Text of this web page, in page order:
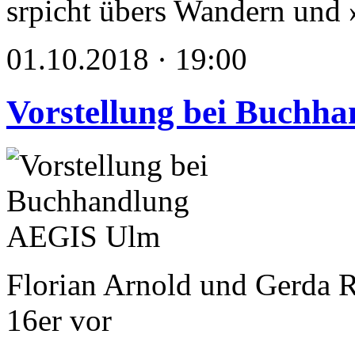
srpicht übers Wandern
01.10.2018 · 19:00
Vorstellung bei
Florian Arnold und Gerda
16er vor